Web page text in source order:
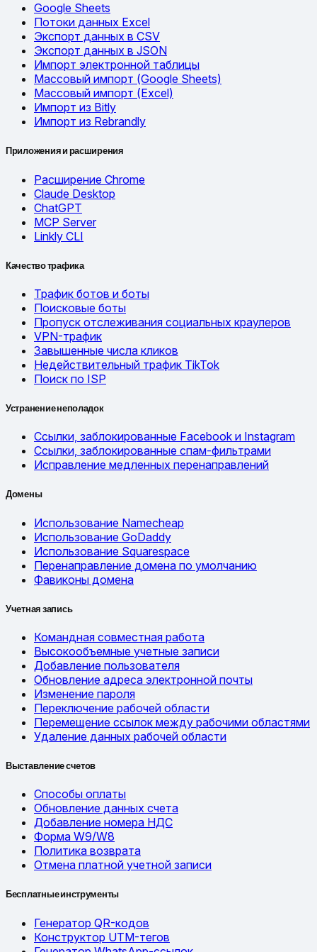
Google Sheets
Потоки данных Excel
Экспорт данных в CSV
Экспорт данных в JSON
Импорт электронной таблицы
Массовый импорт (Google Sheets)
Массовый импорт (Excel)
Импорт из Bitly
Импорт из Rebrandly
Приложения и расширения
Расширение Chrome
Claude Desktop
ChatGPT
MCP Server
Linkly CLI
Качество трафика
Трафик ботов и боты
Поисковые боты
Пропуск отслеживания социальных краулеров
VPN-трафик
Завышенные числа кликов
Недействительный трафик TikTok
Поиск по ISP
Устранение неполадок
Ссылки, заблокированные Facebook и Instagram
Ссылки, заблокированные спам-фильтрами
Исправление медленных перенаправлений
Домены
Использование Namecheap
Использование GoDaddy
Использование Squarespace
Перенаправление домена по умолчанию
Фавиконы домена
Учетная запись
Командная совместная работа
Высокообъемные учетные записи
Добавление пользователя
Обновление адреса электронной почты
Изменение пароля
Переключение рабочей области
Перемещение ссылок между рабочими областями
Удаление данных рабочей области
Выставление счетов
Способы оплаты
Обновление данных счета
Добавление номера НДС
Форма W9/W8
Политика возврата
Отмена платной учетной записи
Бесплатные инструменты
Генератор QR-кодов
Конструктор UTM-тегов